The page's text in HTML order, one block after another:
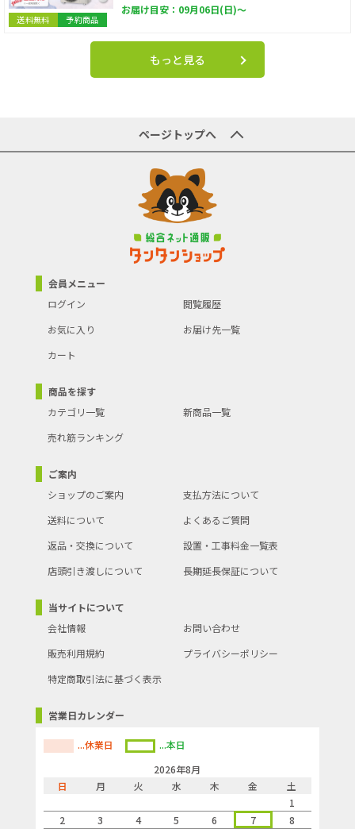
送料無料 予約商品
お届け目安：09月06日(日)～
もっと見る
ページトップへ
会員メニュー
ログイン
閲覧履歴
お気に入り
お届け先一覧
カート
商品を探す
カテゴリ一覧
新商品一覧
売れ筋ランキング
ご案内
ショップのご案内
支払方法について
送料について
よくあるご質問
返品・交換について
設置・工事料金一覧表
店頭引き渡しについて
長期延長保証について
当サイトについて
会社情報
お問い合わせ
販売利用規約
プライバシーポリシー
特定商取引法に基づく表示
営業日カレンダー
...休業日
...本日
2026年8月
日
月 火 水 木 金
土
1
2
3 4 5 6 7 8